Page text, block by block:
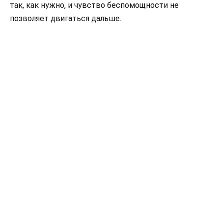
так, как нужно, и чувство беспомощности не
позволяет двигаться дальше.